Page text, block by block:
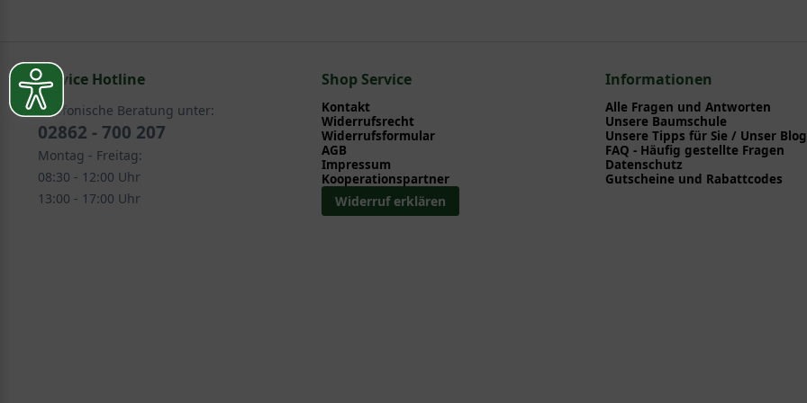
Ziergehölze > Sommerblüher > Hortensie - Hydrangea > Bauern - Hortensien
Ziergehölze > Herbstblüher > Hortensie - Hydrangea > Bauern - Hortensien
Service Hotline
Telefonische Beratung unter:
02862 - 700 207
Montag - Freitag:
08:30 - 12:00 Uhr
13:00 - 17:00 Uhr
Shop Service
Kontakt
Widerrufsrecht
Widerrufsformular
AGB
Impressum
Kooperationspartner
Widerruf erklären
Informationen
Alle Fragen und Antworten
Unsere Baumschule
Unsere Tipps für Sie / Unser Blog
FAQ - Häufig gestellte Fragen
Datenschutz
Gutscheine und Rabattcodes